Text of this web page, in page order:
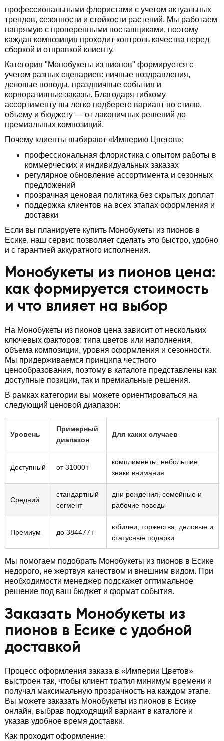
профессиональными флористами с учетом актуальных
трендов, сезонности и стойкости растений. Мы работаем
напрямую с проверенными поставщиками, поэтому
каждая композиция проходит контроль качества перед
сборкой и отправкой клиенту.
Категория "Монобукеты из пионов" формируется с
учетом разных сценариев: личные поздравления,
деловые поводы, праздничные события и
корпоративные заказы. Благодаря гибкому
ассортименту вы легко подберете вариант по стилю,
объему и бюджету — от лаконичных решений до
премиальных композиций.
Почему клиенты выбирают «Империю Цветов»:
профессиональная флористика с опытом работы в
коммерческих и индивидуальных заказах
регулярное обновление ассортимента и сезонных
предложений
прозрачная ценовая политика без скрытых доплат
поддержка клиентов на всех этапах оформления и
доставки
Если вы планируете купить Монобукеты из пионов в
Есике, наш сервис позволяет сделать это быстро, удобно
и с гарантией аккуратного исполнения.
Монобукеты из пионов цена:
как формируется стоимость
и что влияет на выбор
На Монобукеты из пионов цена зависит от нескольких
ключевых факторов: типа цветов или наполнения,
объема композиции, уровня оформления и сезонности.
Мы придерживаемся принципа честного
ценообразования, поэтому в каталоге представлены как
доступные позиции, так и премиальные решения.
В рамках категории вы можете ориентироваться на
следующий ценовой диапазон:
Уровень
Примерный
диапазон
Для каких случаев
Доступный от 31000₸
комплименты, небольшие
знаки внимания
Средний
стандартный
сегмент
дни рождения, семейные и
рабочие поводы
Премиум до 384477₸
юбилеи, торжества, деловые и
статусные подарки
Мы помогаем подобрать Монобукеты из пионов в Есике
недорого, не жертвуя качеством и внешним видом. При
необходимости менеджер подскажет оптимальное
решение под ваш бюджет и формат события.
Заказать Монобукеты из
пионов в Есике с удобной
доставкой
Процесс оформления заказа в «Империи Цветов»
выстроен так, чтобы клиент тратил минимум времени и
получал максимальную прозрачность на каждом этапе.
Вы можете заказать Монобукеты из пионов в Есике
онлайн, выбрав подходящий вариант в каталоге и
указав удобное время доставки.
Как проходит оформление: